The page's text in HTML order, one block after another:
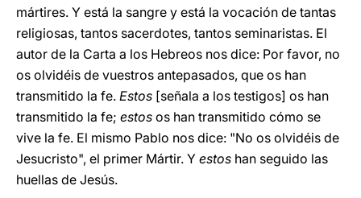
mártires. Y está la sangre y está la vocación de tantas
religiosas, tantos sacerdotes, tantos seminaristas. El
autor de la Carta a los Hebreos nos dice: Por favor, no
os olvidéis de vuestros antepasados, que os han
transmitido la fe. Estos [señala a los testigos] os han
transmitido la fe; estos os han transmitido cómo se
vive la fe. El mismo Pablo nos dice: "No os olvidéis de
Jesucristo", el primer Mártir. Y estos han seguido las
huellas de Jesús.